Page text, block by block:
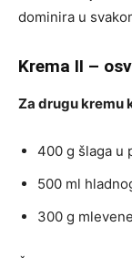
dominira u
Krema II –
Za drugu kremu
400 g šlaga u
500 ml
300 g